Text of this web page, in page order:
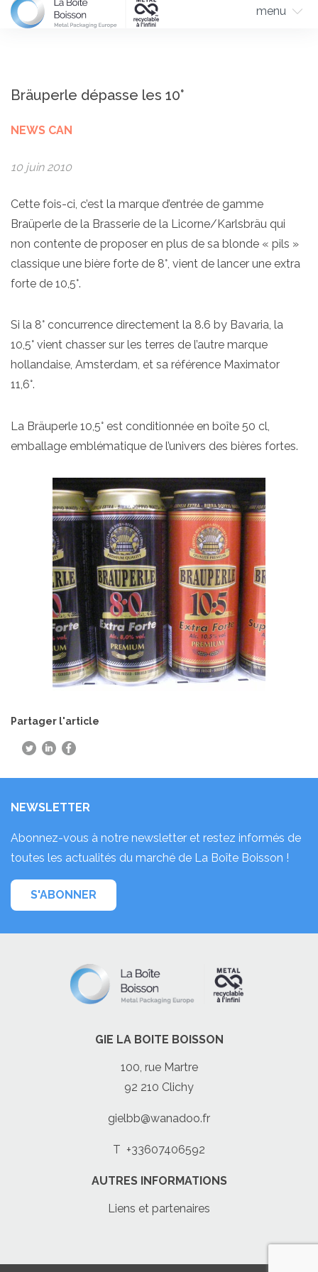
menu
Bräuperle dépasse les 10°
NEWS CAN
10 juin 2010
Cette fois-ci, c’est la marque d’entrée de gamme
Braüperle de la Brasserie de la Licorne/Karlsbräu qui
non contente de proposer en plus de sa blonde « pils »
classique une bière forte de 8°, vient de lancer une extra
forte de 10,5°.
Si la 8° concurrence directement la 8.6 by Bavaria, la
10,5° vient chasser sur les terres de l’autre marque
hollandaise, Amsterdam, et sa référence Maximator
11,6°.
La Bräuperle 10,5° est conditionnée en boîte 50 cl,
emballage emblématique de l’univers des bières fortes.
Partager l'article
NEWSLETTER
Abonnez-vous à notre newsletter et restez informés de
toutes les actualités du marché de La Boîte Boisson !
S'ABONNER
GIE LA BOITE BOISSON
100, rue Martre
92 210 Clichy
gielbb@wanadoo.fr
T +33607406592
AUTRES INFORMATIONS
Liens et partenaires